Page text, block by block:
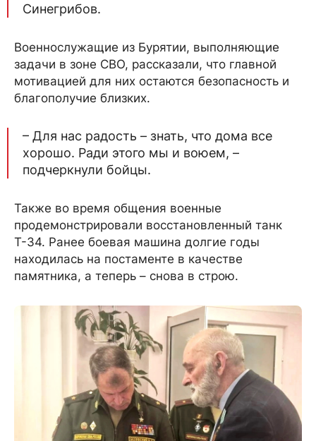
Синегрибов.
Военнослужащие из Бурятии, выполняющие
задачи в зоне СВО, рассказали, что главной
мотивацией для них остаются безопасность и
благополучие близких.
– Для нас радость – знать, что дома все
хорошо. Ради этого мы и воюем, –
подчеркнули бойцы.
Также во время общения военные
продемонстрировали восстановленный танк
Т-34. Ранее боевая машина долгие годы
находилась на постаменте в качестве
памятника, а теперь – снова в строю.